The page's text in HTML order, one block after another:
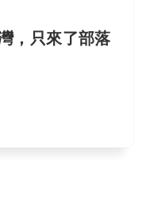
，只來了部落